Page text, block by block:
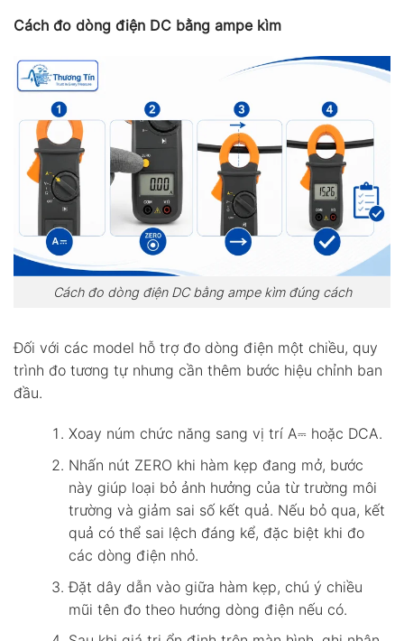
Cách đo dòng điện DC bằng ampe kìm
Cách đo dòng điện DC bằng ampe kìm đúng cách
Đối với các model hỗ trợ đo dòng điện một chiều, quy
trình đo tương tự nhưng cần thêm bước hiệu chỉnh ban
đầu.
Xoay núm chức năng sang vị trí A⎓ hoặc DCA.
Nhấn nút ZERO khi hàm kẹp đang mở, bước
này giúp loại bỏ ảnh hưởng của từ trường môi
trường và giảm sai số kết quả. Nếu bỏ qua, kết
quả có thể sai lệch đáng kể, đặc biệt khi đo
các dòng điện nhỏ.
Đặt dây dẫn vào giữa hàm kẹp, chú ý chiều
mũi tên đo theo hướng dòng điện nếu có.